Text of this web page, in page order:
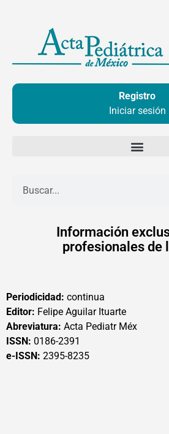
contenido
Registro
Iniciar sesión
Información
profesionales de
Periodicidad: continua
Editor: Felipe Aguilar Ituarte
Abreviatura: Acta Pediatr Méx
ISSN: 0186-2391
e-ISSN: 2395-8235